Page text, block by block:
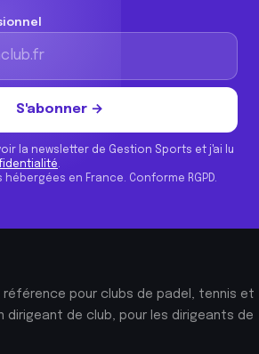
S'abonner →
la newsletter de Gestion Sports et j'ai lu
.
hébergées en France. Conforme RGPD.
référence pour clubs de padel, tennis et
dirigeant de club, pour les dirigeants de